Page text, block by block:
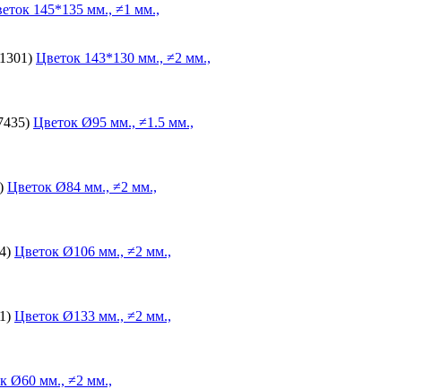
145*135 мм., ≠1 мм.,
Цветок 143*130 мм., ≠2 мм.,
Цветок Ø95 мм., ≠1.5 мм.,
Цветок Ø84 мм., ≠2 мм.,
Цветок Ø106 мм., ≠2 мм.,
Цветок Ø133 мм., ≠2 мм.,
Ø60 мм., ≠2 мм.,